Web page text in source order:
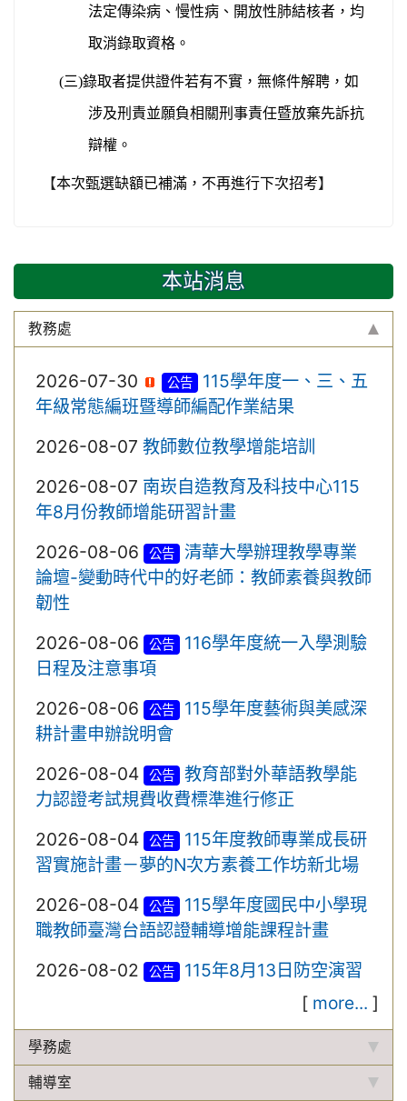
法定傳染病、慢性病、開放性肺結核者，均
取消錄取資格。
(三)錄取者提供證件若有不實，無條件解聘，如
涉及刑責並願負相關刑事責任暨放棄先訴抗
辯權。
【本次甄選缺額已補滿，不再進行下次招考】
本站消息
教務處
2026-07-30 公告
115學年度一、三、五
年級常態編班暨導師編配作業結果
2026-08-07 教師數位教學增能培訓
2026-08-07 南崁自造教育及科技中心115
年8月份教師增能研習計畫
2026-08-06
公告
清華大學辦理教學專業
論壇-變動時代中的好老師：教師素養與教師
韌性
2026-08-06
公告
116學年度統一入學測驗
日程及注意事項
2026-08-06
公告
115學年度藝術與美感深
耕計畫申辦說明會
2026-08-04
公告
教育部對外華語教學能
力認證考試規費收費標準進行修正
2026-08-04
公告
115年度教師專業成長研
習實施計畫－夢的N次方素養工作坊新北場
2026-08-04
公告
115學年度國民中小學現
職教師臺灣台語認證輔導增能課程計畫
2026-08-02
公告
115年8月13日防空演習
[ more... ]
學務處
輔導室